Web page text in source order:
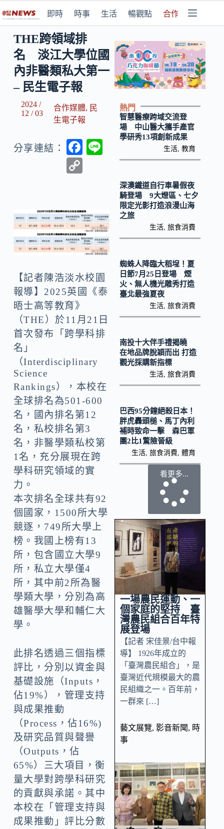
即時 時事 生活 暢觀點 合作媒體
THE跨領域排
名 淡江大學位國
內非醫類私大第一
– 民生電子報
2024 /
12 / 03
合作媒體, 民
生電子報
分享連結：
F
o
o
k
y
Li
n
【記者陳浩淡水校園
報導】2025英國《泰
晤士高等教育》
（THE）於11月21日
首次發布「跨學科排
名」
（Interdisciplinary
Science
Rankings），本校在
全球排名為501-600
名，國內排名第12
名，私校排名第3
名，非醫學類私校第
1名，充分展現在跨
學科研究領域的實
力。
本次排名全球共有92
個國家，1500所大學
競逐，749所大學上
榜。我國上榜有13
所，包含國立大學9
所，私立大學僅4
所，其中前2所為醫
學類大學，分別為高
雄醫學大學和輔仁大
學。
此排名透過三個指標
評比，分別以資金與
基礎設施（Inputs，
佔19%），管理支持
與成果推動
（Process，佔16%)
及研究品質與聲譽
（Outputs，佔
65%）三大項目，衡
量大學對跨學科研究
的貢獻與承諾。其中
本校在「管理支持與
成果推動」評比分數
熱門
智慧醫療跨域交流登
場 中山醫大攜手產官
學研秀13項創新成果
生活 ,教育
深澳鐵道自行車暑假夜
騎登場 9大燈區、七夕
限定光影打造浪漫山海
之旅
生活 ,旅食消費
蜘蛛人降臨大稻埕！夏
日節7月25日登場 煙
火、無人機光雕秀打造
臺北最強夏夜
生活 ,旅食消費
南投十大伴手禮揭曉
在地品牌脫穎而出 打造
觀光採購新指標
生活 ,旅食消費
巴西95分鐘絕殺日本！
胖虎轟頭槌、馬丁內利
補時致命一擊 森巴軍
團2比1驚險晉級
生活 ,旅食消費 ,體育
看更多...
一場農民運動、一
個家庭的堅持 臺
灣農民組合百年特
展登場
【記者 宋佳景/台中報
導】 1926年成立的
「臺灣農民組合」，是
臺灣近代規模最大的農
民組織之一。百年前，
一群來 […]
藝文展覽, 影音新聞, 時
事